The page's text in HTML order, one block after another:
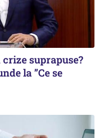
suprapuse?
la ”Ce se